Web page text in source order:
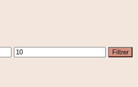
Prix
max
Filtrer